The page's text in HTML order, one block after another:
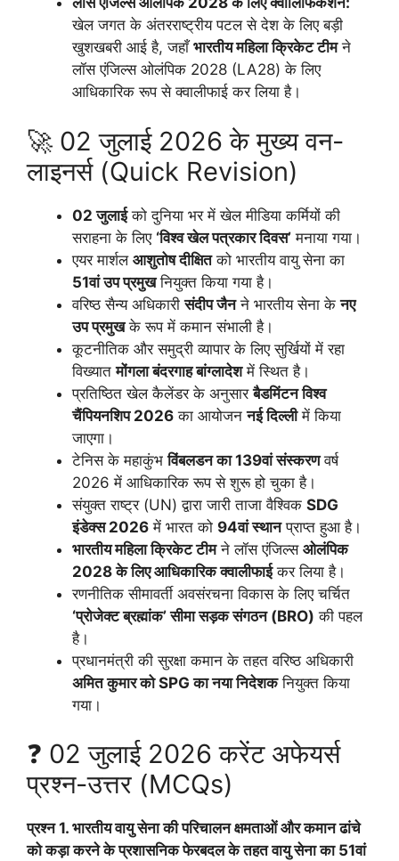
खेल जगत के अंतरराष्ट्रीय पटल से देश के लिए बड़ी
खुशखबरी आई है, जहाँ भारतीय महिला क्रिकेट टीमने
लॉस एंजिल्स ओलंपिक 2028 (LA28) के लिए
आधिकारिक रूप से क्वालीफाई कर लिया है।
🚀 02 जुलाई 2026 के मुख्य वन-
लाइनर्स (Quick Revision)
02 जुलाईको दुनिया भर में खेल मीडिया कर्मियों की
सराहना के लिए ‘विश्व खेल पत्रकार दिवस’ मनाया गया।
एयर मार्शल आशुतोष दीक्षितको भारतीय वायु सेना का
51वां उप प्रमुखनियुक्त किया गया है।
वरिष्ठ सैन्य अधिकारीसंदीप जैनने भारतीय सेना केनए
उप प्रमुखके रूप में कमान संभाली है।
कूटनीतिक और समुद्री व्यापार के लिए सुर्खियों में रहा
विख्यातमोंगला बंदरगाह बांग्लादेशमें स्थित है।
प्रतिष्ठित खेल कैलेंडर के अनुसारबैडमिंटन विश्व
चैंपियनशिप 2026 का आयोजननई दिल्लीमें किया
जाएगा।
टेनिस के महाकुंभविंबलडन का 139वां संस्करणवर्ष
2026 में आधिकारिक रूप से शुरू हो चुका है।
संयुक्त राष्ट्र (UN) द्वारा जारी ताजा वैश्विक SDG
इंडेक्स 2026 में भारत को 94वां स्थानप्राप्त हुआ है।
भारतीय महिला क्रिकेट टीमने लॉस एंजिल्स ओलंपिक
2028 के लिए आधिकारिक क्वालीफाईकर लिया है।
रणनीतिक सीमावर्ती अवसंरचना विकास के लिए चर्चित
‘प्रोजेक्ट ब्रह्मांक’ सीमा सड़क संगठन (BRO) की पहल
है।
प्रधानमंत्री की सुरक्षा कमान के तहत वरिष्ठ अधिकारी
अमित कुमार को SPG का नया निदेशकनियुक्त किया
गया।
❓ 02 जुलाई 2026 करेंट अफेयर्स
प्रश्न-उत्तर (MCQs)
प्रश्न 1. भारतीय वायु सेना की परिचालन क्षमताओं और कमान ढांचे
को कड़ा करने के प्रशासनिक फेरबदल के तहत वायु सेना का 51वां